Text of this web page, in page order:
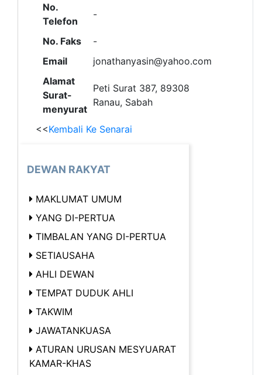
No.
Telefon
-
No. Faks
-
Email
jonathanyasin@yahoo.com
Alamat
Surat-
menyurat
Peti Surat 387, 89308
Ranau, Sabah
<<Kembali Ke Senarai
DEWAN RAKYAT
MAKLUMAT UMUM
YANG DI-PERTUA
TIMBALAN YANG DI-PERTUA
SETIAUSAHA
AHLI DEWAN
TEMPAT DUDUK AHLI
TAKWIM
JAWATANKUASA
ATURAN URUSAN MESYUARAT
KAMAR-KHAS